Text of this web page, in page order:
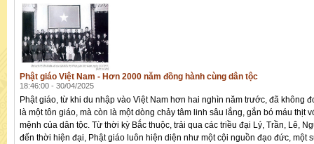
Phật giáo Việt Nam - Hơn 2000 năm đồng hành cùng dân tộc
18:46:00 - 30/04/2025
Phật giáo, từ khi du nhập vào Việt Nam hơn hai nghìn năm trước, đã không
là một tôn giáo, mà còn là một dòng chảy tâm linh sâu lắng, gắn bó máu thịt
mệnh của dân tộc. Từ thời kỳ Bắc thuộc, trải qua các triều đại Lý, Trần, Lê,
đến thời hiện đại, Phật giáo luôn hiện diện như một cội nguồn đạo đức, một